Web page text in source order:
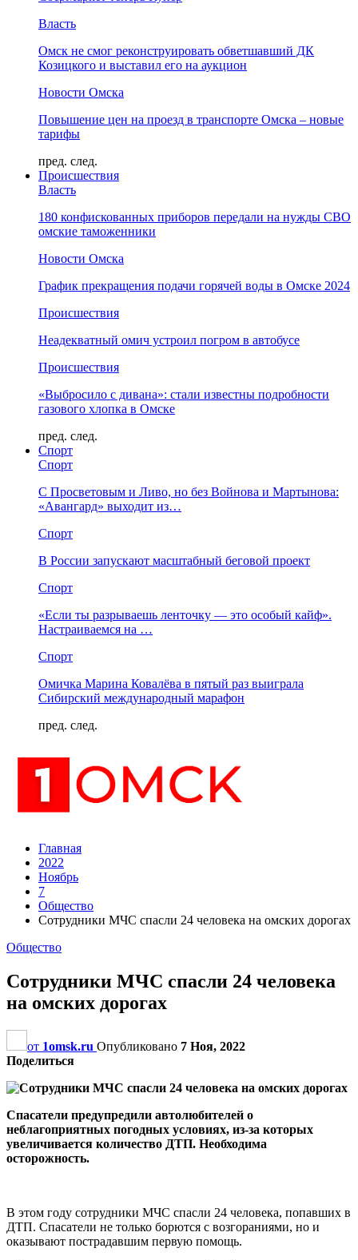
Власть
Омск не смог реконструировать обветшавший ДК
Козицкого и выставил его на аукцион
Новости Омска
Повышение цен на проезд в транспорте Омска – новые
тарифы
пред. след.
Происшествия
Власть
180 конфискованных приборов передали на нужды СВО
омские таможенники
Новости Омска
График прекращения подачи горячей воды в Омске 2024
Происшествия
Неадекватный омич устроил погром в автобусе
Происшествия
«Выбросило с дивана»: стали известны подробности
газового хлопка в Омске
пред. след.
Спорт
Спорт
С Просветовым и Ливо, но без Войнова и Мартынова:
«Авангард» выходит из…
Спорт
В России запускают масштабный беговой проект
Спорт
«Если ты разрываешь ленточку — это особый кайф».
Настраиваемся на …
Спорт
Омичка Марина Ковалёва в пятый раз выиграла
Сибирский международный марафон
пред. след.
Главная
2022
Ноябрь
7
Общество
Сотрудники МЧС спасли 24 человека на омских дорогах
Общество
Сотрудники МЧС спасли 24 человека
на омских дорогах
от 1omsk.ru Опубликовано 7 Ноя, 2022
Поделиться
Спасатели предупредили автолюбителей о
неблагоприятных погодных условиях, из-за которых
увеличивается количество ДТП. Необходима
осторожность.
В этом году сотрудники МЧС спасли 24 человека, попавших в
ДТП. Спасатели не только борются с возгораниями, но и
оказывают пострадавшим первую помощь.